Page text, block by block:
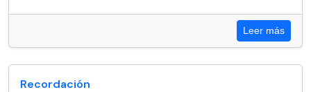
Leer más
Recordación